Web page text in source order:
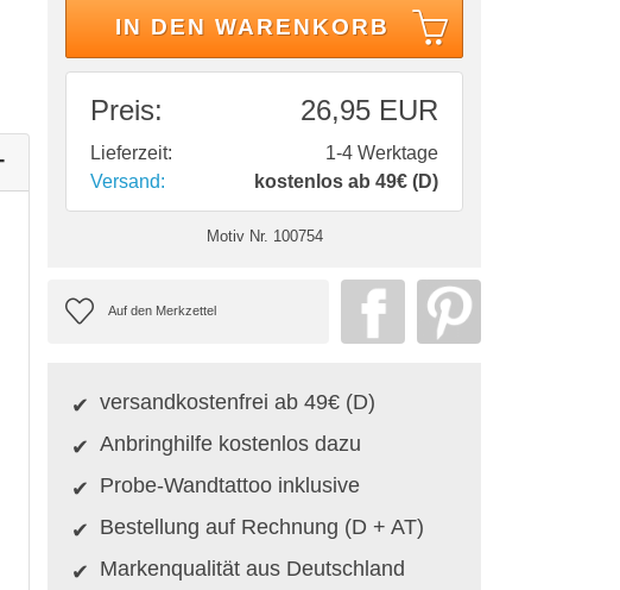
IN DEN WARENKORB
Preis: 26,95 EUR
Lieferzeit:
1-4 Werktage
Versand:
kostenlos ab 49€ (D)
Motiv Nr. 100754
versandkostenfrei ab 49€ (D)
Anbringhilfe kostenlos dazu
Probe-Wandtattoo inklusive
Bestellung auf Rechnung (D + AT)
Markenqualität aus Deutschland